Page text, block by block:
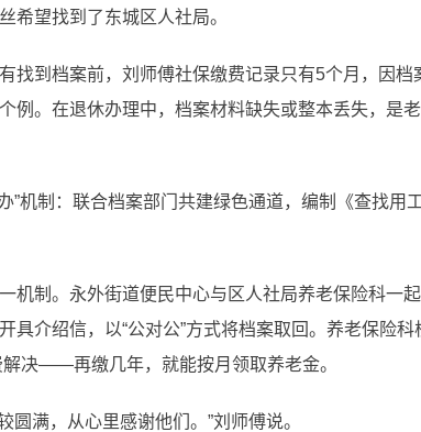
望找到了东城区人社局。
到档案前，刘师傅社保缴费记录只有5个月，因档
例。在退休办理中，档案材料缺失或整本丢失，是
制：联合档案部门共建绿色通道，编制《查找用
制。永外街道便民中心与区人社局养老保险科一
具介绍信，以“公对公”方式将档案取回。养老保险
决——再缴几年，就能按月领取养老金。
满，从心里感谢他们。”刘师傅说。